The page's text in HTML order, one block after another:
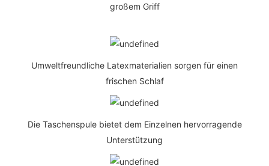
großem Griff
Umweltfreundliche Latexmaterialien sorgen für einen
frischen Schlaf
Die Taschenspule bietet dem Einzelnen hervorragende
Unterstützung